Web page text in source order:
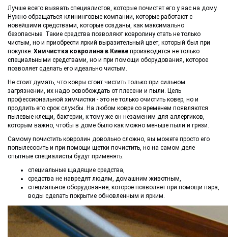
Лучше всего вызвать специалистов, которые почистят его у вас на дому.
Нужно обращаться клининговые компании, которые работают с
новейшими средствами, которые созданы, как максимально
безопасные. Такие средства позволяют ковролину стать не только
чистым, но и приобрести яркий выразительный цвет, который был при
покупке. Химчистка ковролина в Киеве производится не только
специальными средствами, но и при помощи оборудования, которое
позволяет сделать его идеально чистым.
Не стоит думать, что ковры стоит чистить только при сильном
загрязнении, их надо освобождать от плесени и пыли. Цель
профессиональной химчистки - это не только очистить ковер, но и
продлить его срок службы. На любом ковре со временем появляются
пылевые клещи, бактерии, к тому же он незаменим для аллергиков,
которым важно, чтобы в доме было как можно меньше пыли и грязи.
Самому почистить ковролин довольно сложно, вы можете просто его
попылесосить и при помощи щетки почистить, но на самом деле
опытные специалисты будут применять:
специальные щадящие средства,
средства не навредят людям, домашним животным,
специальное оборудование, которое позволяет при помощи пара,
воды сделать покрытие обновленным и ярким.